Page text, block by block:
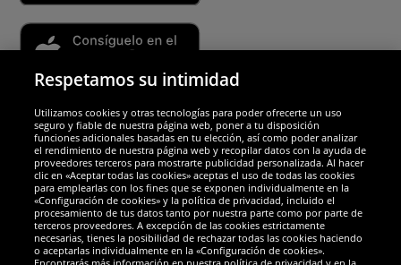
Socios y seguridad
Galardones
Respetamos su intimidad
Utilizamos cookies y otras tecnologías para poder ofrecerte un uso
seguro y fiable de nuestra página web, poner a tu disposición
funciones adicionales basadas en tu elección, así como poder analizar
el rendimiento de nuestra página web y recopilar datos con la ayuda de
proveedores terceros para mostrarte publicidad personalizada. Al hacer
clic en «Aceptar todas las cookies» aceptas el uso de todas las cookies
para emplearlas con los fines que se exponen individualmente en la
«Configuración de cookies» y la política de privacidad, incluido el
procesamiento de tus datos tanto por nuestra parte como por parte de
terceros proveedores. A excepción de las cookies estrictamente
necesarias, tienes la posibilidad de rechazar todas las cookies haciendo
o aceptarlas individualmente en la «Configuración de cookies».